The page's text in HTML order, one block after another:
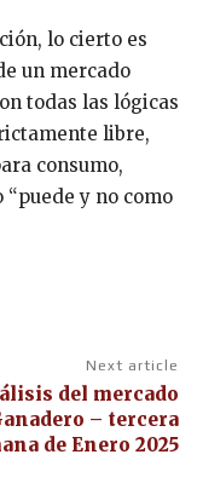
lo cierto es
un mercado
todas las lógicas
libre,
consumo,
y no como
Next article
del mercado
– tercera
de Enero 2025